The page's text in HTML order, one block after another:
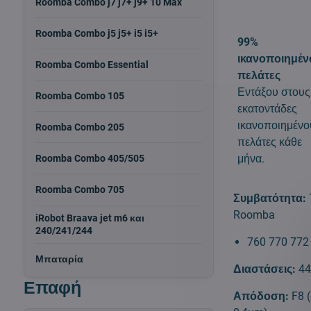
99%
πελάτες
Εντάξου στους
εκατοντάδες
πελάτες κάθε
μήνα.
Συμβατότητα:
Roomba
760 770
Διαστάσεις:
Απόδοση: F8
Roomba Combo j5 j5+ i5 i5+
Roomba Combo Essential
Roomba Combo 105
Roomba Combo 205
Roomba Combo 405/505
Roomba Combo 705
iRobot Braava jet m6 και
240/241/244
Μπαταρία
Επαφή